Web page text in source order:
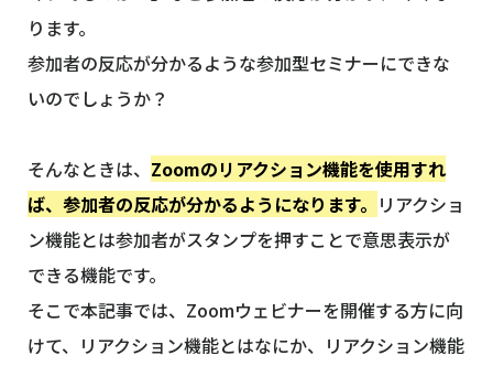
ります。
参加者の反応が分かるような参加型セミナーにできな
いのでしょうか？
そんなときは、 Zoomのリアクション機能を使用すれ
ば、参加者の反応が分かるようになります。 リアクショ
ン機能とは参加者がスタンプを押すことで意思表示が
できる機能です。
そこで本記事では、Zoomウェビナーを開催する方に向
けて、リアクション機能とはなにか、リアクション機能